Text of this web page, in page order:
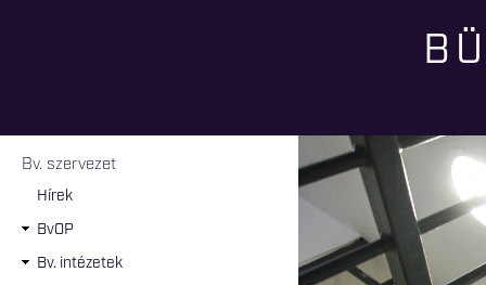
Jelenlegi hely
Bv. szervezet
Hírek
BvOP
Bv. intézetek